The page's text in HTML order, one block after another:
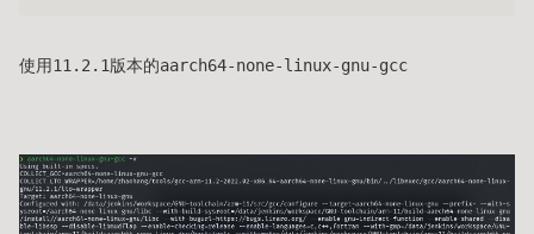
使用11.2.1版本的aarch64-none-linux-gnu-gcc